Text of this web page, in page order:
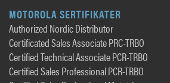
MOTOROLA SERTIFIKATER
Authorized Nordic Distributor
Certificated Sales Associate PRC-TRBO
Certified Technical Associate PCR-TRBO
Certified Sales Professional PCR-TRBO